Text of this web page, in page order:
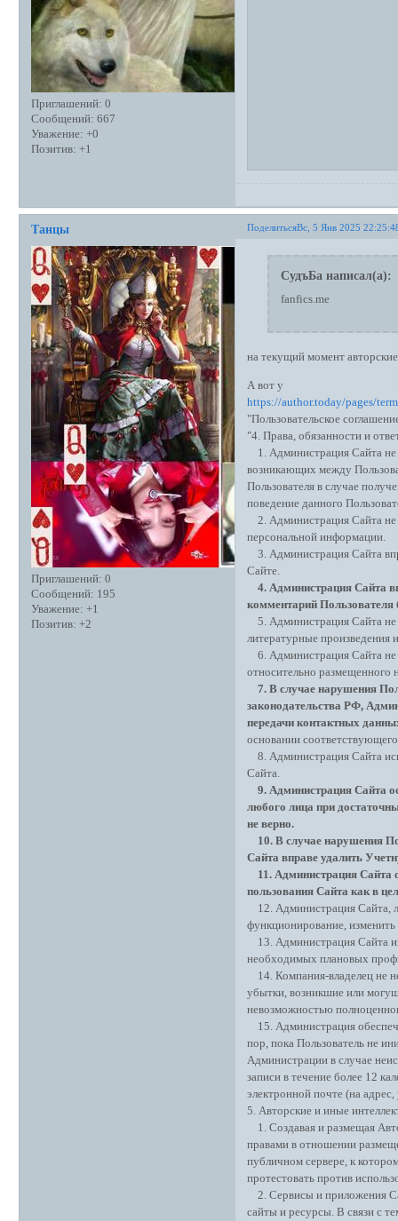
Приглашений: 0
Сообщений: 667
Уважение: +0
Позитив: +1
ПоделитьсяВс, 5 Янв 2025
Танцы
Приглашений: 0
Сообщений: 195
Уважение: +1
Позитив: +2
СудъБа написал(а):
fanfics.me
на текущий момент
А вот у
https://author.today/pages/
"Пользовательское
"4. Права, обязанности и
1. Администрация Сайта не
возникающих между
Пользователя в случае
поведение данного
2. Администрация Сайта не
персональной информации.
3. Администрация Сайта
Сайте.
4. Администрация Сайта
комментарий Пользователя
5. Администрация Сайта не
литературные произведения
6. Администрация Сайта не
относительно размещенного
7. В случае нарушения
законодательства РФ,
передачи контактных
основании
8. Администрация Сайта
Сайта.
9. Администрация Сайта
любого лица при
не верно.
10. В случае нарушения
Сайта вправе удалить
11. Администрация Сайта
пользования Сайта как в
12. Администрация Сайта,
функционирование, изменить
13. Администрация Сайта
необходимых плановых
14. Компания-владелец не
убытки, возникшие или
невозможностью
15. Администрация
пор, пока Пользователь не
Администрации в случае
записи в течение более 12
электронной почте (на
5. Авторские и иные
1. Создавая и размещая
правами в отношении
публичном сервере, к
протестовать против
2. Сервисы и приложения
сайты и ресурсы. В связи с